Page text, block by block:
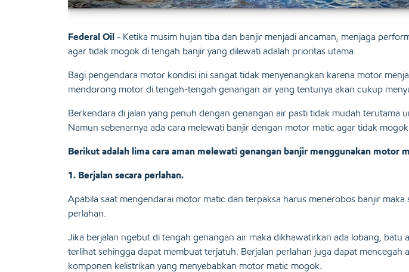
Federal Oil - Ketika musim hujan tiba dan banjir menjadi ancaman, menjaga
agar tidak mogok di tengah banjir yang dilewati adalah prioritas utama.
Bagi pengendara motor kondisi ini sangat tidak menyenangkan karena motor
mendorong motor di tengah-tengah genangan air yang tentunya akan cukup
Berkendara di jalan yang penuh dengan genangan air pasti tidak mudah terutama
Namun sebenarnya ada cara melewati banjir dengan motor matic agar tidak
Berikut adalah lima cara aman melewati genangan banjir menggunakan motor
1. Berjalan secara perlahan.
Apabila saat mengendarai motor matic dan terpaksa harus menerobos banjir maka
perlahan.
Jika berjalan ngebut di tengah genangan air maka dikhawatirkan ada lobang, batu
terlihat sehingga dapat membuat terjatuh. Berjalan perlahan juga dapat mencegah
komponen kelistrikan yang menyebabkan motor matic mogok.